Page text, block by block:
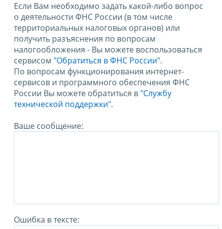
Если Вам необходимо задать какой-либо вопрос
о деятельности ФНС России (в том числе
территориальных налоговых органов) или
получить разъяснения по вопросам
налогообложения - Вы можете воспользоваться
сервисом "Обратиться в ФНС России".
По вопросам функционирования интернет-
сервисов и программного обеспечения ФНС
России Вы можете обратиться в "Службу
технической поддержки".
Ваше сообщение:
Ошибка в тексте: